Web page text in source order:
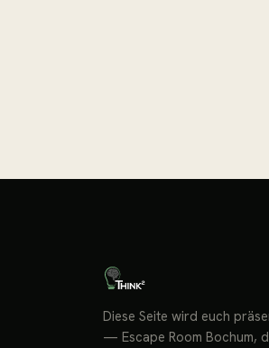
Diese Seite wird euch
— Escape Room Bochum,